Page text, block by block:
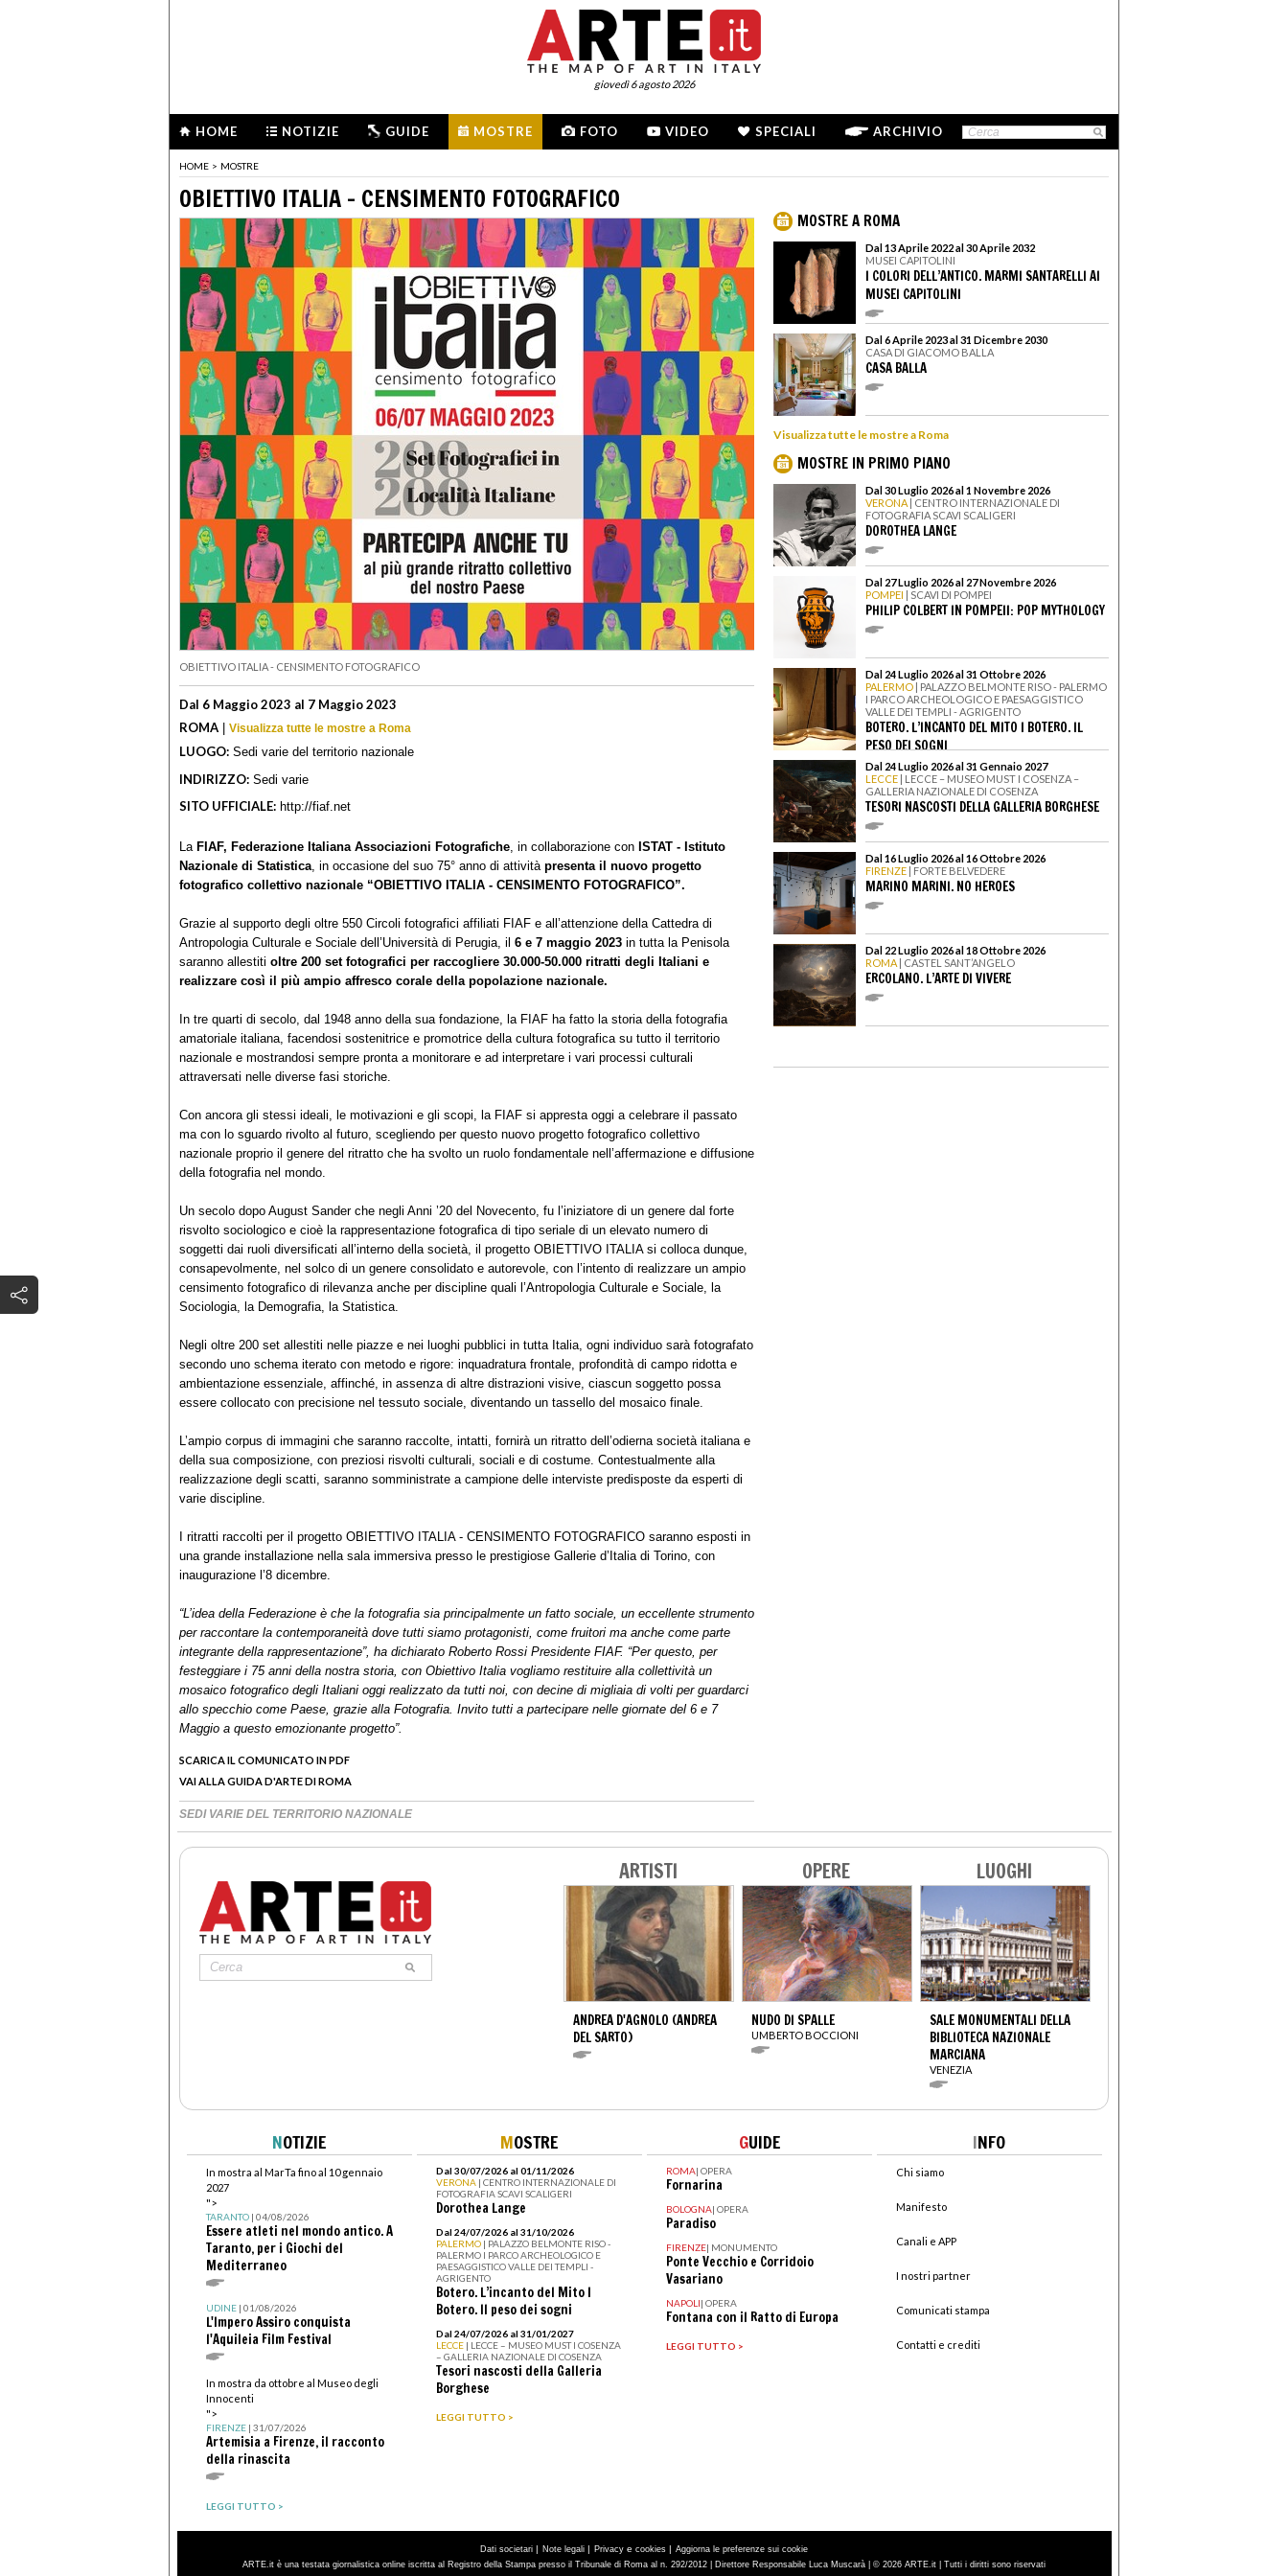
giovedì 6 agosto 2026
HOME NOTIZIE GUIDE MOSTRE FOTO VIDEO SPECIALI ARCHIVIO
HOME > MOSTRE
OBIETTIVO ITALIA - CENSIMENTO FOTOGRAFICO
OBIETTIVO ITALIA - CENSIMENTO FOTOGRAFICO
Dal 6 Maggio 2023 al 7 Maggio 2023
ROMA | Visualizza tutte le mostre a Roma
LUOGO: Sedi varie del territorio nazionale
INDIRIZZO: Sedi varie
SITO UFFICIALE: http://fiaf.net
La FIAF, Federazione Italiana Associazioni Fotografiche , in collaborazione con ISTAT - Istituto
Nazionale di Statistica , in occasione del suo 75° anno di attività presenta il nuovo progetto
fotografico collettivo nazionale “OBIETTIVO ITALIA - CENSIMENTO FOTOGRAFICO”.
Grazie al supporto degli oltre 550 Circoli fotografici affiliati FIAF e all’attenzione della Cattedra di
Antropologia Culturale e Sociale dell’Università di Perugia, il 6 e 7 maggio 2023 in tutta la Penisola
saranno allestiti oltre 200 set fotografici per raccogliere 30.000-50.000 ritratti degli Italiani e
realizzare così il più ampio affresco corale della popolazione nazionale.
In tre quarti di secolo, dal 1948 anno della sua fondazione, la FIAF ha fatto la storia della fotografia
amatoriale italiana, facendosi sostenitrice e promotrice della cultura fotografica su tutto il territorio
nazionale e mostrandosi sempre pronta a monitorare e ad interpretare i vari processi culturali
attraversati nelle diverse fasi storiche.
Con ancora gli stessi ideali, le motivazioni e gli scopi, la FIAF si appresta oggi a celebrare il passato
ma con lo sguardo rivolto al futuro, scegliendo per questo nuovo progetto fotografico collettivo
nazionale proprio il genere del ritratto che ha svolto un ruolo fondamentale nell’affermazione e diffusione
della fotografia nel mondo.
Un secolo dopo August Sander che negli Anni ’20 del Novecento, fu l’iniziatore di un genere dal forte
risvolto sociologico e cioè la rappresentazione fotografica di tipo seriale di un elevato numero di
soggetti dai ruoli diversificati all’interno della società, il progetto OBIETTIVO ITALIA si colloca dunque,
consapevolmente, nel solco di un genere consolidato e autorevole, con l’intento di realizzare un ampio
censimento fotografico di rilevanza anche per discipline quali l’Antropologia Culturale e Sociale, la
Sociologia, la Demografia, la Statistica.
Negli oltre 200 set allestiti nelle piazze e nei luoghi pubblici in tutta Italia, ogni individuo sarà fotografato
secondo uno schema iterato con metodo e rigore: inquadratura frontale, profondità di campo ridotta e
ambientazione essenziale, affinché, in assenza di altre distrazioni visive, ciascun soggetto possa
essere collocato con precisione nel tessuto sociale, diventando un tassello del mosaico finale.
L’ampio corpus di immagini che saranno raccolte, intatti, fornirà un ritratto dell’odierna società italiana e
della sua composizione, con preziosi risvolti culturali, sociali e di costume. Contestualmente alla
realizzazione degli scatti, saranno somministrate a campione delle interviste predisposte da esperti di
varie discipline.
I ritratti raccolti per il progetto OBIETTIVO ITALIA - CENSIMENTO FOTOGRAFICO saranno esposti in
una grande installazione nella sala immersiva presso le prestigiose Gallerie d’Italia di Torino, con
inaugurazione l’8 dicembre.
“L’idea della Federazione è che la fotografia sia principalmente un fatto sociale, un eccellente strumento
per raccontare la contemporaneità dove tutti siamo protagonisti, come fruitori ma anche come parte
integrante della rappresentazione”, ha dichiarato Roberto Rossi Presidente FIAF. “Per questo, per
festeggiare i 75 anni della nostra storia, con Obiettivo Italia vogliamo restituire alla collettività un
mosaico fotografico degli Italiani oggi realizzato da tutti noi, con decine di migliaia di volti per guardarci
allo specchio come Paese, grazie alla Fotografia. Invito tutti a partecipare nelle giornate del 6 e 7
Maggio a questo emozionante progetto”.
SCARICA IL COMUNICATO IN PDF
VAI ALLA GUIDA D'ARTE DI ROMA
SEDI VARIE DEL TERRITORIO NAZIONALE
MOSTRE A ROMA
Dal 13 Aprile 2022 al 30 Aprile 2032
MUSEI CAPITOLINI
I COLORI DELL’ANTICO. MARMI SANTARELLI AI
MUSEI CAPITOLINI
Dal 6 Aprile 2023 al 31 Dicembre 2030
CASA DI GIACOMO BALLA
CASA BALLA
Visualizza tutte le mostre a Roma
MOSTRE IN PRIMO PIANO
Dal 30 Luglio 2026 al 1 Novembre 2026
VERONA | CENTRO INTERNAZIONALE DI
FOTOGRAFIA SCAVI SCALIGERI
DOROTHEA LANGE
Dal 27 Luglio 2026 al 27 Novembre 2026
POMPEI | SCAVI DI POMPEI
PHILIP COLBERT IN POMPEII: POP MYTHOLOGY
Dal 24 Luglio 2026 al 31 Ottobre 2026
PALERMO | PALAZZO BELMONTE RISO - PALERMO
I PARCO ARCHEOLOGICO E PAESAGGISTICO
VALLE DEI TEMPLI - AGRIGENTO
BOTERO. L’INCANTO DEL MITO I BOTERO. IL
PESO DEI SOGNI
Dal 24 Luglio 2026 al 31 Gennaio 2027
LECCE | LECCE – MUSEO MUST I COSENZA –
GALLERIA NAZIONALE DI COSENZA
TESORI NASCOSTI DELLA GALLERIA BORGHESE
Dal 16 Luglio 2026 al 16 Ottobre 2026
FIRENZE | FORTE BELVEDERE
MARINO MARINI. NO HEROES
Dal 22 Luglio 2026 al 18 Ottobre 2026
ROMA | CASTEL SANT’ANGELO
ERCOLANO. L’ARTE DI VIVERE
ARTISTI
ANDREA D'AGNOLO (ANDREA
DEL SARTO)
OPERE
NUDO DI SPALLE
UMBERTO BOCCIONI
LUOGHI
SALE MONUMENTALI DELLA
BIBLIOTECA NAZIONALE
MARCIANA
VENEZIA
NOTIZIE
In mostra al MarTa fino al 10 gennaio
2027
">
TARANTO| 04/08/2026
Essere atleti nel mondo antico. A
Taranto, per i Giochi del
Mediterraneo
UDINE| 01/08/2026
L'Impero Assiro conquista
l'Aquileia Film Festival
In mostra da ottobre al Museo degli
Innocenti
">
FIRENZE| 31/07/2026
Artemisia a Firenze, il racconto
della rinascita
LEGGI TUTTO >
MOSTRE
Dal 30/07/2026 al 01/11/2026
VERONA | CENTRO INTERNAZIONALE DI
FOTOGRAFIA SCAVI SCALIGERI
Dorothea Lange
Dal 24/07/2026 al 31/10/2026
PALERMO | PALAZZO BELMONTE RISO -
PALERMO I PARCO ARCHEOLOGICO E
PAESAGGISTICO VALLE DEI TEMPLI -
AGRIGENTO
Botero. L’incanto del Mito I
Botero. Il peso dei sogni
Dal 24/07/2026 al 31/01/2027
LECCE | LECCE – MUSEO MUST I COSENZA
– GALLERIA NAZIONALE DI COSENZA
Tesori nascosti della Galleria
Borghese
LEGGI TUTTO >
GUIDE
ROMA| OPERA
Fornarina
BOLOGNA| OPERA
Paradiso
FIRENZE| MONUMENTO
Ponte Vecchio e Corridoio
Vasariano
NAPOLI| OPERA
Fontana con il Ratto di Europa
LEGGI TUTTO >
INFO
Chi siamo
Manifesto
Canali e APP
I nostri partner
Comunicati stampa
Contatti e crediti
Dati societari | Note legali | Privacy e cookies | Aggiorna le preferenze sui cookie
ARTE.it è una testata giornalistica online iscritta al Registro della Stampa presso il Tribunale di Roma al n. 292/2012 | Direttore Responsabile Luca Muscarà | © 2026 ARTE.it | Tutti i diritti sono riservati